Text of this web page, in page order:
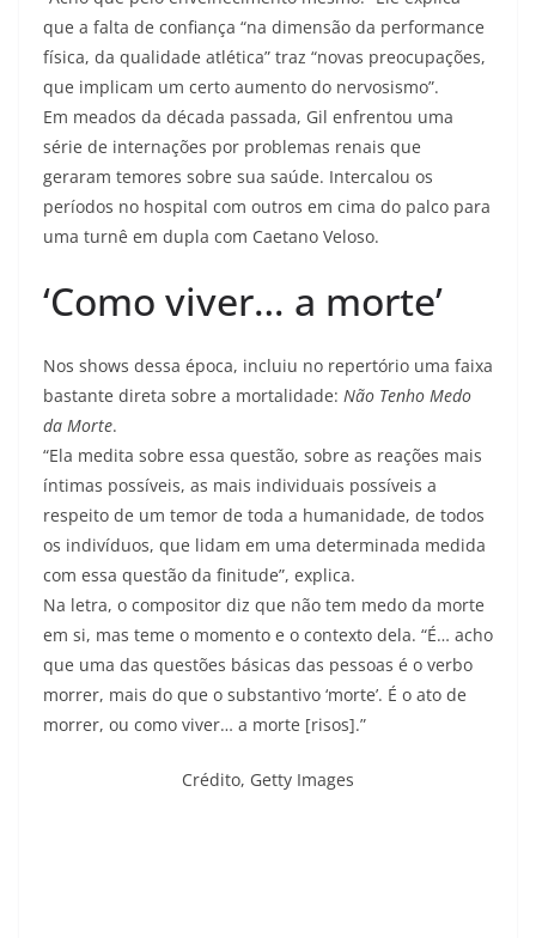
que a falta de confiança “na dimensão da performance
física, da qualidade atlética” traz “novas preocupações,
que implicam um certo aumento do nervosismo”.
Em meados da década passada, Gil enfrentou uma
série de internações por problemas renais que
geraram temores sobre sua saúde. Intercalou os
períodos no hospital com outros em cima do palco para
uma turnê em dupla com Caetano Veloso.
‘Como viver… a morte’
Nos shows dessa época, incluiu no repertório uma faixa
bastante direta sobre a mortalidade: Não Tenho Medo
da Morte.
“Ela medita sobre essa questão, sobre as reações mais
íntimas possíveis, as mais individuais possíveis a
respeito de um temor de toda a humanidade, de todos
os indivíduos, que lidam em uma determinada medida
com essa questão da finitude”, explica.
Na letra, o compositor diz que não tem medo da morte
em si, mas teme o momento e o contexto dela. “É… acho
que uma das questões básicas das pessoas é o verbo
morrer, mais do que o substantivo ‘morte’. É o ato de
morrer, ou como viver… a morte [risos].”
Crédito, Getty Images